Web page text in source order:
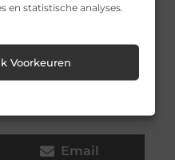
en statistische analyses.
Voorkeuren
Email